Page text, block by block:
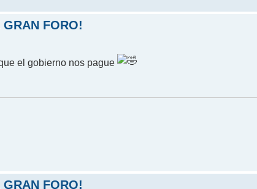
GRAN FORO!
el gobierno nos pague
GRAN FORO!